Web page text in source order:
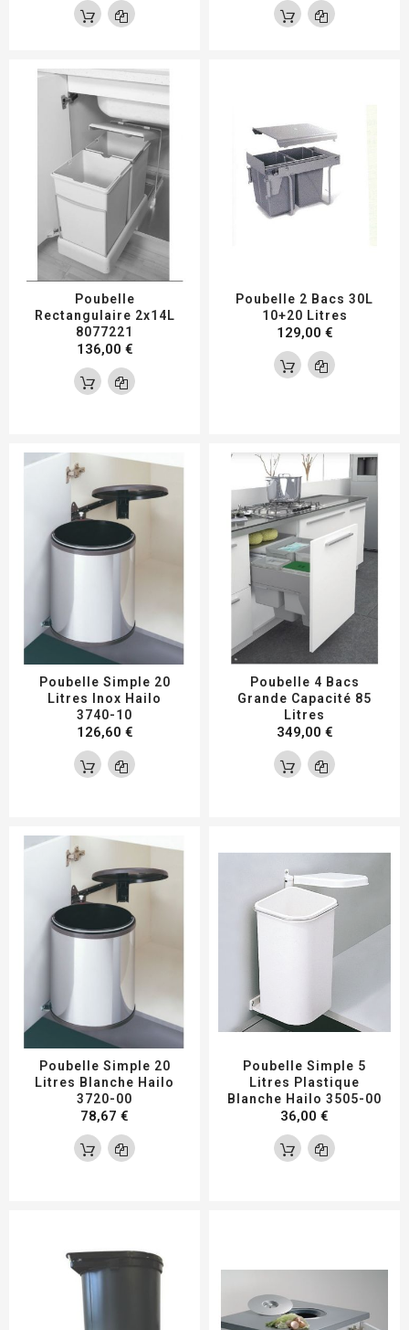
Poubelle
Rectangulaire 2x14L
8077221
136,00 €
Poubelle 2 Bacs 30L
10+20 Litres
129,00 €
Poubelle Simple 20
Litres Inox Hailo
3740-10
126,60 €
Poubelle 4 Bacs
Grande Capacité 85
Litres
349,00 €
Poubelle Simple 20
Litres Blanche Hailo
3720-00
78,67 €
Poubelle Simple 5
Litres Plastique
Blanche Hailo 3505-00
36,00 €